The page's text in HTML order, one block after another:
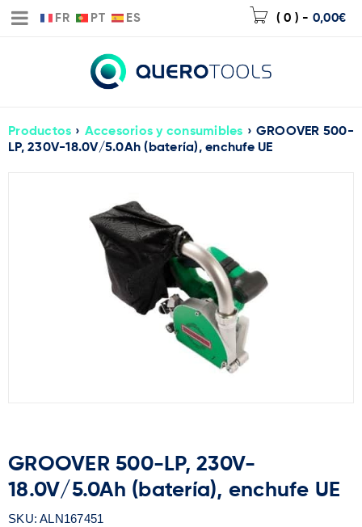
FR PT ES ( 0 ) - 0,00€
Productos › Accesorios y consumibles › GROOVER 500-
LP, 230V-18.0V/5.0Ah (batería), enchufe UE
GROOVER 500-LP, 230V-
18.0V/5.0Ah (batería), enchufe UE
SKU: ALN167451